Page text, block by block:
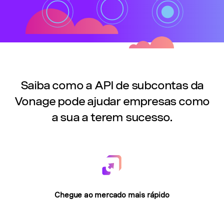
Saiba como a API de subcontas da
Vonage pode ajudar empresas como
a sua a terem sucesso.
Chegue ao mercado mais rápido